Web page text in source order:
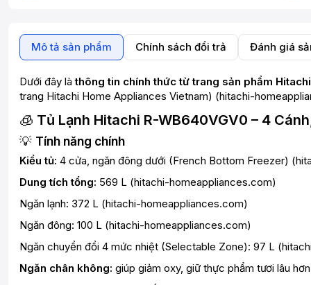
Mô tả sản phẩm Chính sách đổi trả Đánh giá
Dưới đây làthông tin chính thức từ trang sản phẩm
trang Hitachi Home Appliances Vietnam) (hitachi-
🧊 Tủ Lạnh Hitachi R-WB640VGV0 – 4
💡 Tính năng chính
Kiểu tủ: 4 cửa, ngăn đông dưới (French Bottom Freezer) (
Dung tích tổng: 569 L (hitachi-homeappliances.com)
Ngăn lạnh: 372 L (hitachi-homeappliances.com)
Ngăn đông: 100 L (hitachi-homeappliances.com)
Ngăn chuyển đổi 4 mức nhiệt (Selectable Zone): 97 L (
Ngăn chân không: giúp giảm oxy, giữ thực phẩm tươi lâu